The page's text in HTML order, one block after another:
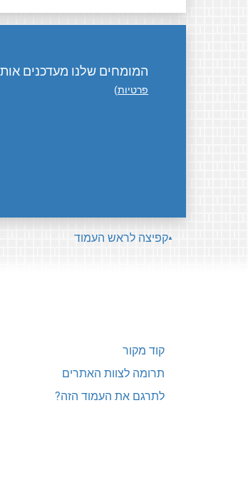
המומחים שלנו מעדכנים
פרטיות)
קפיצה לראש העמוד
קוד מקור
תרומה לצוות האתרים
לתרגם את העמוד הזה?